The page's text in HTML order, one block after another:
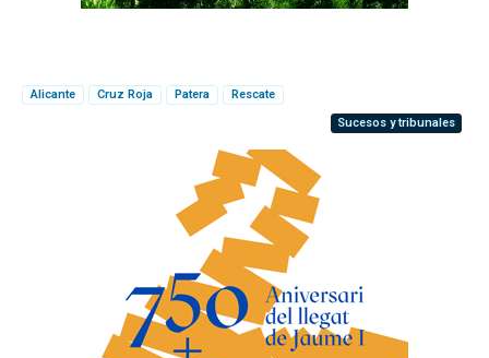
Alicante Cruz Roja Patera
Rescate
Sucesos y tribunales